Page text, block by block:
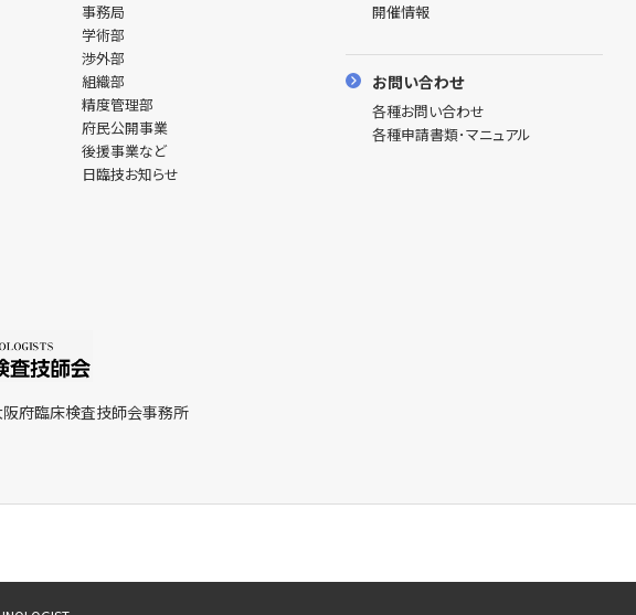
事務局
学術部
渉外部
組織部
精度管理部
府民公開事業
後援事業など
日臨技お知らせ
開催情報
お問い合わせ
各種お問い合わせ
各種申請書類･マニュアル
阪府臨床検査技師会事務所